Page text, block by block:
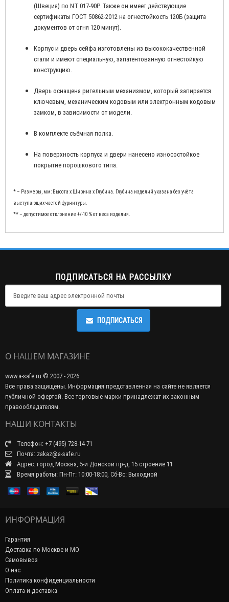
(Швеция) по NT 017-90P. Также он имеет действующие
сертификаты ГОСТ 50862-2012 на огнестойкость 120Б (защита
документов от огня 120 минут).
Корпус и дверь сейфа изготовлены из высококачественной
стали и имеют специальную, запатентованную огнестойкую
конструкцию.
Дверь оснащена ригельным механизмом, который запирается
ключевым, механическим кодовым или электронным кодовым
замком, в зависимости от модели.
В комплекте съёмная полка.
На поверхность корпуса и двери нанесено износостойкое
покрытие порошкового типа.
* – Размеры, мм: Высота x Ширина x Глубина. Глубина изделий указана без учёта
выступающих частей фурнитуры.
** – допустимое отклонение +/-10 % от веса изделия.
ПОДПИСАТЬСЯ НА РАССЫЛКУ
ПОДПИСАТЬСЯ
О НАШЕМ МАГАЗИНЕ
www.a-safe.ru © 2007 - 2026
Все права защищены. Информация представленная на сайте не является
публичной офертой. Все торговые марки принадлежат их законным
правообладателям.
НАШИ КОНТАКТЫ
Телефон: +7 (495) 728-14-71
Почта: zakaz@a-safe.ru
Адрес: город Москва, 5-й Донской пр-д, 15 строение 11
Время работы: Пн-Пт: 10:00-18:00, Сб-Вс: Выходной
ИНФОРМАЦИЯ
Гарантия
Доставка по Москве и МО
Самовывоз
О нас
Политика конфиденциальности
Оплата и доставка